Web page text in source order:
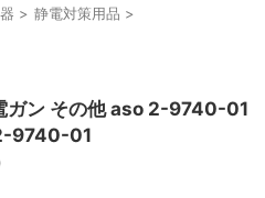
> 静電対策用品 >
ガン その他 aso 2-9740-01
9740-01